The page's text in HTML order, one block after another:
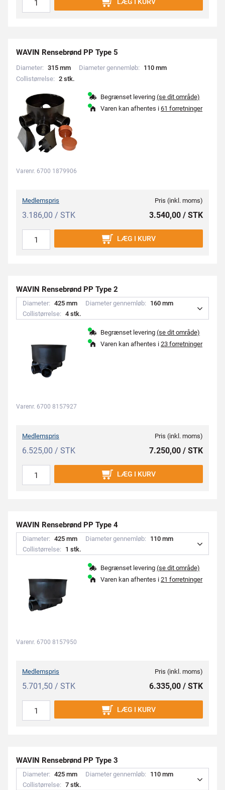
WAVIN Rensebrønd PP Type 5
Diameter: 31 5 mm Diameter gennemløb: 1 10 mm
Collistørrelse: 2 stk.
Begrænset levering (se dit område)
Varen kan afhentes i 61 forretninger
Varenr. 6700 1879906
Medlemspris
3.186,00 / STK
Pris (inkl. moms)
3.540,00 / STK
LÆG I KURV
WAVIN Rensebrønd PP Type 2
Diameter: 425 mm Diameter gennemløb: 160 mm
Collistørrelse: 4 stk.
Begrænset levering (se dit område)
Varen kan afhentes i 23 forretninger
Varenr. 6700 8157927
Medlemspris
6.525,00 / STK
Pris (inkl. moms)
7.250,00 / STK
LÆG I KURV
WAVIN Rensebrønd PP Type 4
Diameter: 425 mm Diameter gennemløb: 1 10 mm
Collistørrelse:
1 stk.
Begrænset levering (se dit område)
Varen kan afhentes i 21 forretninger
Varenr. 6700 8157950
Medlemspris
5.701,50 / STK
Pris (inkl. moms)
6.335,00 / STK
LÆG I KURV
WAVIN Rensebrønd PP Type 3
Diameter: 425 mm Diameter gennemløb: 1 10 mm
Collistørrelse: 7 stk.